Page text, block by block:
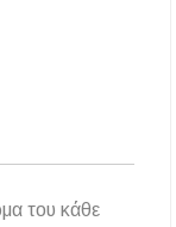
του κάθε